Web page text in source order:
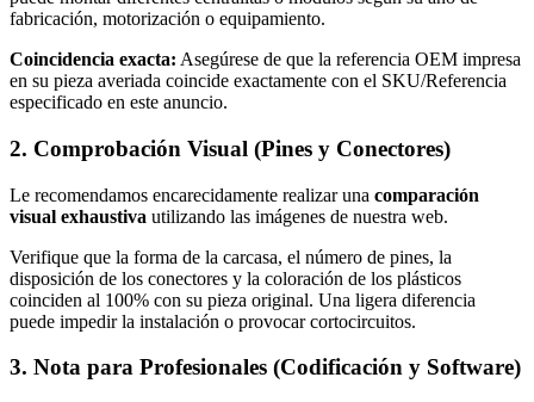
fabricación, motorización o equipamiento.
Coincidencia exacta: Asegúrese de que la referencia OEM impresa
en su pieza averiada coincide exactamente con el SKU/Referencia
especificado en este anuncio.
2. Comprobación Visual (Pines y Conectores)
Le recomendamos encarecidamente realizar una comparación
visual exhaustiva utilizando las imágenes de nuestra web.
Verifique que la forma de la carcasa, el número de pines, la
disposición de los conectores y la coloración de los plásticos
coinciden al 100% con su pieza original. Una ligera diferencia
puede impedir la instalación o provocar cortocircuitos.
3. Nota para Profesionales (Codificación y Software)